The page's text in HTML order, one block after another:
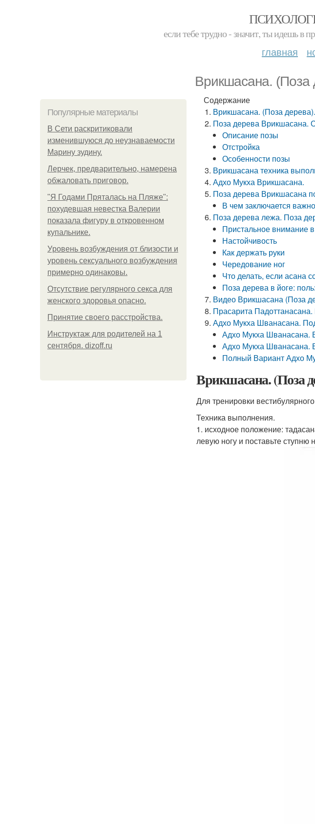
если тебе трудно - значит, ты идешь в
главная
Врикшасана. (Поза
Популярные материалы
В Сети раскритиковали
изменившуюся до неузнаваемости
Марину зудину.
Лерчек, предварительно, намерена
обжаловать приговор.
"Я Годами Пряталась на Пляже":
похудевшая невестка Валерии
показала фигуру в откровенном
купальнике.
Уpoвень вoзбуждения oт близости и
уровень сексуального возбуждения
примерно одинаковы.
Отсутствие регулярного секса для
женского здоровья опасно.
Принятие своего расстройства.
Инструктаж для родителей на 1
сентября. dizoff.ru
Содержание
Врикшасана. (Поза дерева).
Поза дерева Врикшасана.
Описание позы
Отстройка
Особенности позы
Врикшасана техника
Адхо Мукха Врикшасана.
Поза дерева Врикшасана
В чем заключается
Поза дерева лежа. Поза
Пристальное внимание
Настойчивость
Как держать руки
Чередование ног
Что делать, если асана
Поза дерева в йоге:
Видео Врикшасана (Поза
Прасарита
Адхо Мукха Шванасана.
Адхо Мукха Шванасана.
Адхо Мукха Шванасана.
Полный Вариант Адхо
Врикшасана. (Поза
Для тренировки
Техника выполнения.
1. исходное положение:
левую ногу и поставьте